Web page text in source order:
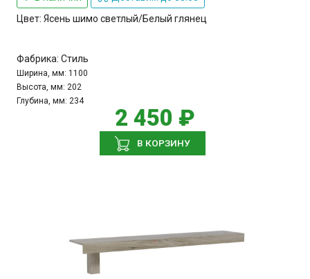
Цвет: Ясень шимо светлый/Белый глянец
Фабрика: Стиль
Ширина, мм: 1100
Высота, мм: 202
Глубина, мм: 234
2 450 ₽
В КОРЗИНУ